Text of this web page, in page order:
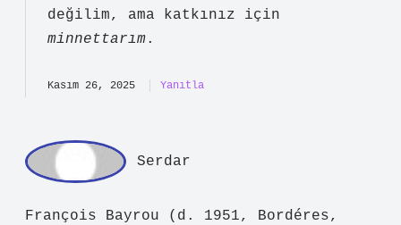
değilim, ama katkınız için
minnettarım.
Kasım 26, 2025 Yanıtla
François Bayrou (d. 1951, Bordéres,